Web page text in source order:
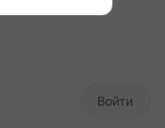
Войти